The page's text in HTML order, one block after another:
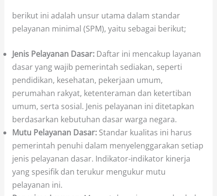
berikut ini adalah unsur utama dalam standar
pelayanan minimal (SPM), yaitu sebagai berikut;
Jenis Pelayanan Dasar:Daftar ini mencakup layanan
dasar yang wajib pemerintah sediakan, seperti
pendidikan, kesehatan, pekerjaan umum,
perumahan rakyat, ketenteraman dan ketertiban
umum, serta sosial. Jenis pelayanan ini ditetapkan
berdasarkan kebutuhan dasar warga negara.
Mutu Pelayanan Dasar:Standar kualitas ini harus
pemerintah penuhi dalam menyelenggarakan setiap
jenis pelayanan dasar. Indikator-indikator kinerja
yang spesifik dan terukur mengukur mutu
pelayanan ini.